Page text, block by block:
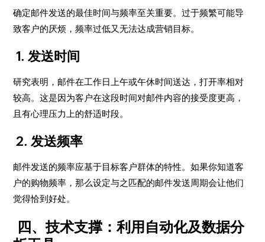
确定邮件发送的最佳时间与频率至关重要。过于频繁可能导
致客户的厌烦，频率过低又无法达成营销目标。
1. 发送时间
研究表明，邮件在工作日上午或午休时间送达，打开率相对
较高。这是因为客户在这段时间对邮件内容的接受度更高，
且有心理压力上的舒适时段。
2. 发送频率
邮件发送的频率应基于目标客户群体的特性。如果你知道客
户的购物频率，那么设定与之匹配的邮件发送周期会让他们
觉得恰到好处。
四、技术支撑：利用自动化及数据分